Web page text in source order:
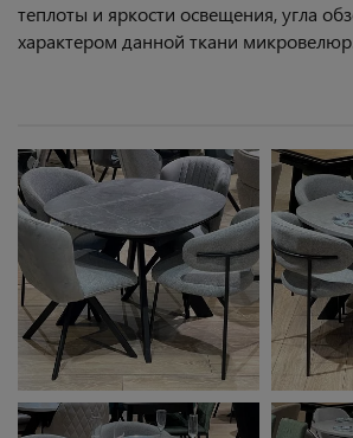
теплоты и яркости освещения, угла
характером данной ткани